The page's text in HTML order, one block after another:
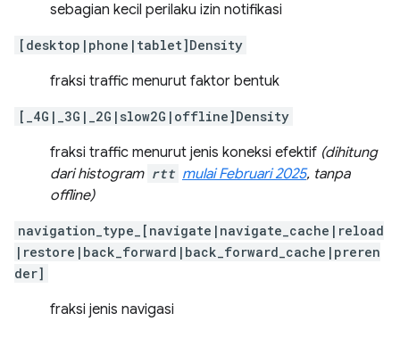
sebagian kecil perilaku izin notifikasi
[desktop|phone|tablet]Density
fraksi traffic menurut faktor bentuk
[_4G|_3G|_2G|slow2G|offline]Density
fraksi traffic menurut jenis koneksi efektif (dihitung
dari histogram rtt mulai Februari 2025, tanpa
offline)
navigation_type_[navigate|navigate_cache|reload
|restore|back_forward|back_forward_cache|preren
der]
fraksi jenis navigasi